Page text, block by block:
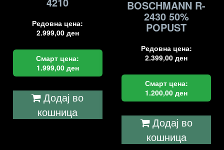
Редовна цена:
2.999,00 ден
Смарт цена:
1.999,00 ден
Додај во
кошница
BOSCHMANN R-
2430 50%
POPUST
Редовна цена:
2.399,00ден
Смарт цена:
1.200,00ден
Додај во
кошница